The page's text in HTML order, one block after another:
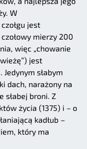
W
jest
mierzy 200
więc „chowanie
jest
słabym
dach, narażony na
słabej broni. Z
życia (1375) i – o
kadłub –
który ma